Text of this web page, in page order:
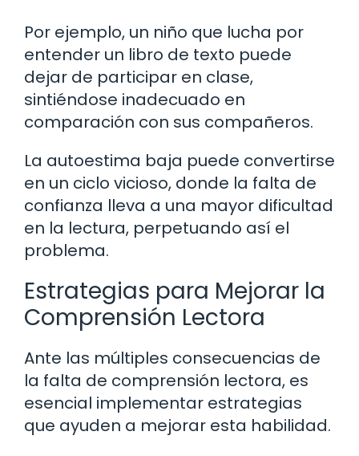
Por ejemplo, un niño que lucha por
entender un libro de texto puede
dejar de participar en clase,
sintiéndose inadecuado en
comparación con sus compañeros.
La autoestima baja puede convertirse
en un ciclo vicioso, donde la falta de
confianza lleva a una mayor dificultad
en la lectura, perpetuando así el
problema.
Estrategias para Mejorar la
Comprensión Lectora
Ante las múltiples consecuencias de
la falta de comprensión lectora, es
esencial implementar estrategias
que ayuden a mejorar esta habilidad.